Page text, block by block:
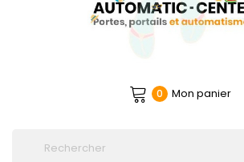
0 Mon panier